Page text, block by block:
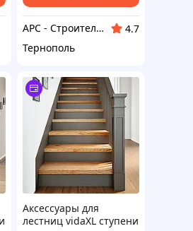
АРС - Строительный интернет-гипермаркет
4.7
Тернополь
Аксессуары для
лестниц vidaXL ступени